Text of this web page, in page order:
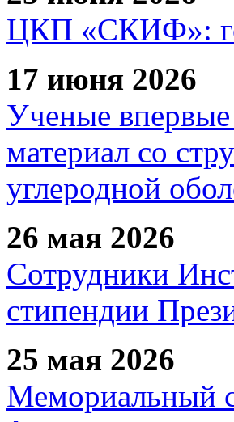
ЦКП «СКИФ»:
17 июня 2026
Ученые
материал со
углеродной
26 мая 2026
Сотрудники
стипендии
25 мая 2026
Мемориальный